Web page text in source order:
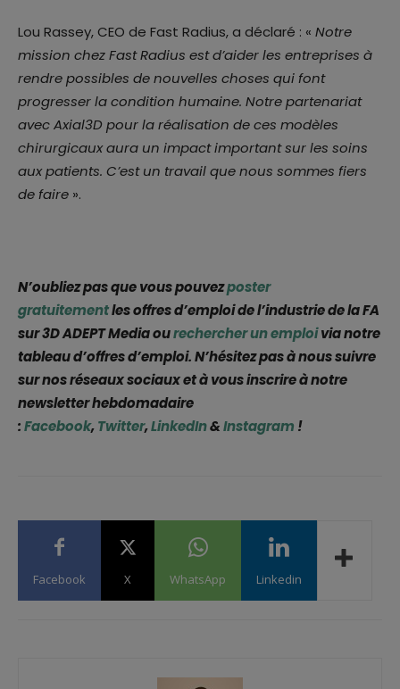
Lou Rassey, CEO de Fast Radius, a déclaré : « Notre
mission chez Fast Radius est d’aider les entreprises à
rendre possibles de nouvelles choses qui font
progresser la condition humaine. Notre partenariat
avec Axial3D pour la réalisation de ces modèles
chirurgicaux aura un impact important sur les soins
aux patients. C’est un travail que nous sommes fiers
de faire ».
N’oubliez pas que vous pouvezposter
gratuitementles offres d’emploi de l’industrie de la FA
sur 3D ADEPT Media ourechercher un emploivia notre
tableau d’offres d’emploi. N’hésitez pas à nous suivre
sur nos réseaux sociaux et à vous inscrire à notre
newsletter hebdomadaire
:Facebook,Twitter,LinkedIn&Instagram !
Facebook X WhatsApp Linkedin